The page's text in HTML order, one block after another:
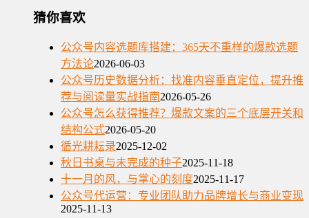
猜你喜欢
公众号内容选题库搭建：365天不重样的爆款选题
方法论2026-06-03
公众号历史数据分析：找准内容垂直定位，提升推
荐与阅读量实战指南2026-05-26
公众号怎么获得推荐？爆款文案的三个底层开关和
结构公式2026-05-20
循光耕耘录2025-12-02
秋日书桌与未完成的种子2025-11-18
十一月的风，与掌心的刻度2025-11-17
公众号代运营：专业团队助力品牌增长与商业变现
2025-11-13